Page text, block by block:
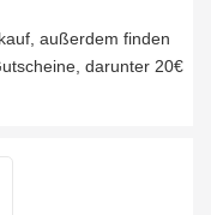
außerdem finden
darunter 20€